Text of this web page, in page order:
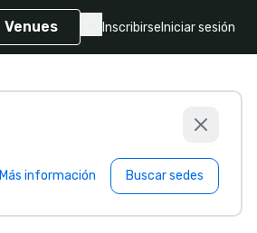
Venues Inscribirse Iniciar sesión
Más información Buscar sedes